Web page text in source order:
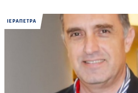
ΙΕΡΑΠΕΤΡΑ